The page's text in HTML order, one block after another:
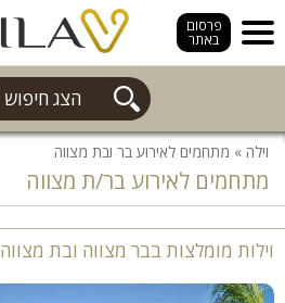
פרסום
באתר
הצג חיפוש
חפש
וילה » מתחמים לאירוע בר ובת מצווה
מתחמים לאירוע בר/ת מצווה
וילות מומלצות בבר מצווה ובת מצווה